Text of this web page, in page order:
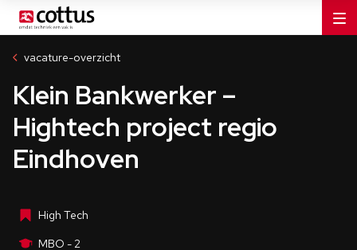
vacature-overzicht
Klein Bankwerker –
Hightech project regio
Eindhoven
High Tech
MBO - 2
MBO - 2
Regio Eindhoven
40 uur per week